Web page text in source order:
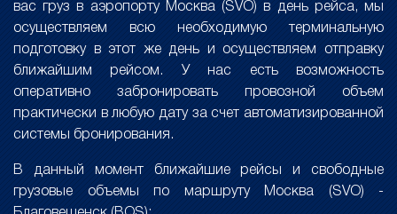
вас груз в аэропорту Москва (SVO) в день рейса, мы
осуществляем всю необходимую терминальную
подготовку в этот же день и осуществляем отправку
ближайшим рейсом. У нас есть возможность
оперативно забронировать провозной объем
практически в любую дату за счет автоматизированной
системы бронирования.
В данный момент ближайшие рейсы и свободные
грузовые объемы по маршруту Москва (SVO) -